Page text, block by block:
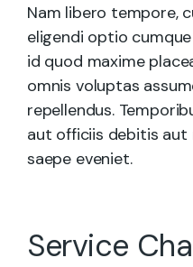
Nam libero tempore,
eligendi optio
id quod maxime
omnis voluptas
repellendus.
aut officiis debitis
saepe eveniet.
Service